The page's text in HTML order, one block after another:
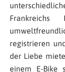
registrieren
der Liebe
einem E-Bike